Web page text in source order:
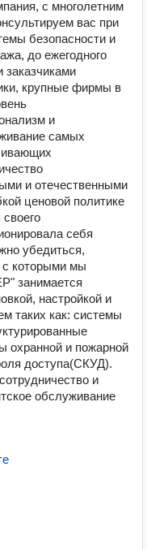
с многолетним
вас при
безопасности и
до ежегодного
заказчиками
крупные фирмы в
и
самых
и отечественными
ценовой политике
себя
убедиться,
с которыми мы
занимается
настройкой и
таких как: системы
охранной и пожарной
доступа(СКУД).
и
обслуживание